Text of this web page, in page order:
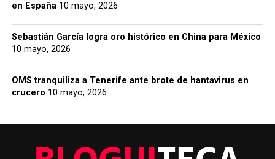
en España 10 mayo, 2026
Sebastián García logra oro histórico en China para México
10 mayo, 2026
OMS tranquiliza a Tenerife ante brote de hantavirus en
crucero 10 mayo, 2026